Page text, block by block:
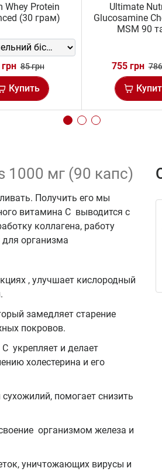
Whey Protein
(30 грам)
85 грн
Купить
Ultimate
Glucosamine
MSM 90
755 грн
1000 мг (90 капс)
Получить его мы
витамина С выводится с
коллагена, работу
организма
, улучшает кислородный
замедляет старение
покровов.
укрепляет и делает
холестерина и его
помогает снизить
организмом железа и
уничтожающих вирусы и